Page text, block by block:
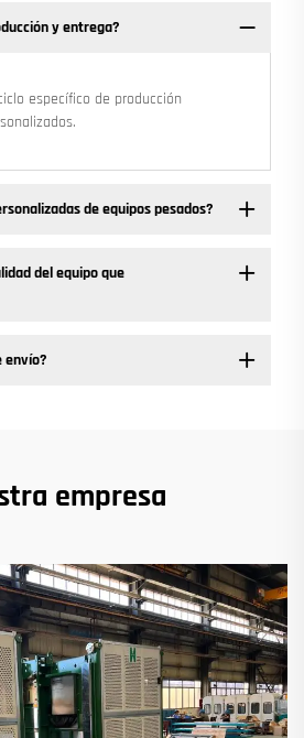
y entrega?
específico de producción
de equipos pesados?
del equipo que
envío?
empresa